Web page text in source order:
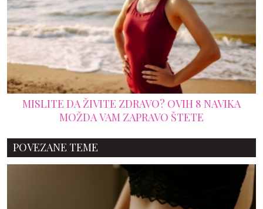
MISLITE DA ŽIVITE ZDRAVO? OVIH 8 NAVIKA
MOŽDA VAM ZAPRAVO ŠTETE
POVEZANE TEME